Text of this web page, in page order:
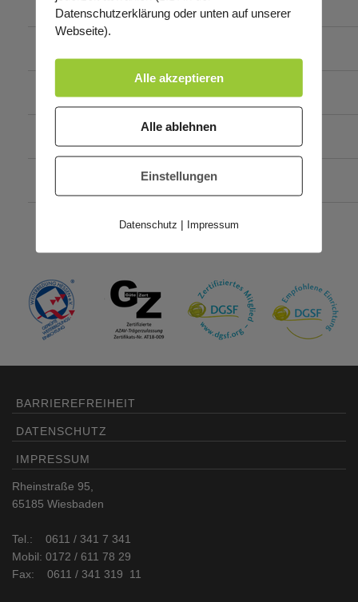
Ferienprogramm
Kochkurse für Kinder
BARRIEREFREIHEIT
DATENSCHUTZ
IMPRESSUM
Rheinstraße 95,
65185 Wiesbaden
Tel.: 0611 / 341 7 341
Mobil: 0172 / 611 78 29
Fax: 0611 / 341 319 11
Datenschutzerklärung oder unten auf unserer
Webseite).
Alle akzeptieren
Alle ablehnen
Einstellungen
Datenschutz | Impressum